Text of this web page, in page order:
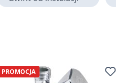
PROMOCJA